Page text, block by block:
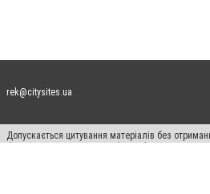
rek@citysites.ua
Допускається цитування матеріалів без
гіперпосилання на цитовані статті не нижче